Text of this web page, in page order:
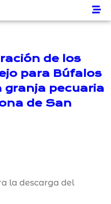
de los
para Búfalos
granja pecuaria
de San
la descarga del